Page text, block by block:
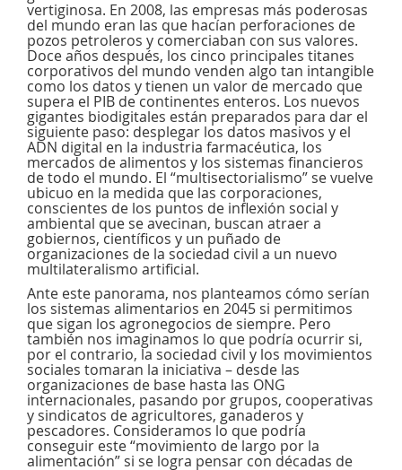
vertiginosa. En 2008, las empresas más poderosas
del mundo eran las que hacían perforaciones de
pozos petroleros y comerciaban con sus valores.
Doce años después, los cinco principales titanes
corporativos del mundo venden algo tan intangible
como los datos y tienen un valor de mercado que
supera el PIB de continentes enteros. Los nuevos
gigantes biodigitales están preparados para dar el
siguiente paso: desplegar los datos masivos y el
ADN digital en la industria farmacéutica, los
mercados de alimentos y los sistemas financieros
de todo el mundo. El “multisectorialismo” se vuelve
ubicuo en la medida que las corporaciones,
conscientes de los puntos de inflexión social y
ambiental que se avecinan, buscan atraer a
gobiernos, científicos y un puñado de
organizaciones de la sociedad civil a un nuevo
multilateralismo artificial.
Ante este panorama, nos planteamos cómo serían
los sistemas alimentarios en 2045 si permitimos
que sigan los agronegocios de siempre. Pero
también nos imaginamos lo que podría ocurrir si,
por el contrario, la sociedad civil y los movimientos
sociales tomaran la iniciativa – desde las
organizaciones de base hasta las ONG
internacionales, pasando por grupos, cooperativas
y sindicatos de agricultores, ganaderos y
pescadores. Consideramos lo que podría
conseguir este “movimiento de largo por la
alimentación” si se logra pensar con décadas de